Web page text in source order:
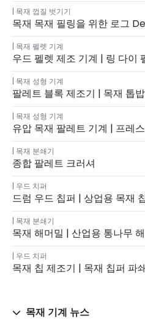
목재 껍질 벗기기
목재 목재 필링을 위한 로그
목재 펠렛 기계
우드 펠렛 제조 기계 | 링 다이
목재 성형 기계
팔레트 블록 제조기 | 목재 톱
목재 성형 기계
유압 목재 팔레트 기계 | 프레
목재 분쇄기
종합 팔레트 크러셔
우드 치퍼
드럼 우드 칩퍼 | 상업용 목재
목재 분쇄기
목재 해머밀 | 산업용 통나무
우드 치퍼
목재 칩 제조기 | 목재 칩퍼 파
목재 기계 뉴스